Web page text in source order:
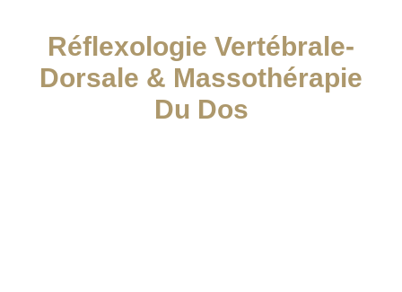
Réflexologie Vertébrale-
Dorsale & Massothérapie
Du Dos